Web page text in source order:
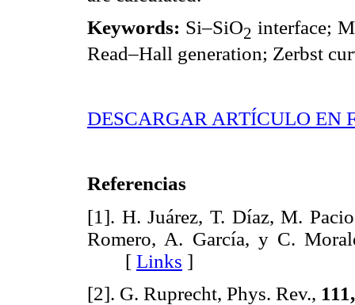
Keywords: Si–SiO2 interface;
Read–Hall generation; Zerbst
DESCARGAR ARTÍCULO EN
Referencias
[1]. H. Juárez, T. Díaz, M.
Romero, A. García, y C.
[ Links ]
[2]. G. Ruprecht, Phys. Rev.,